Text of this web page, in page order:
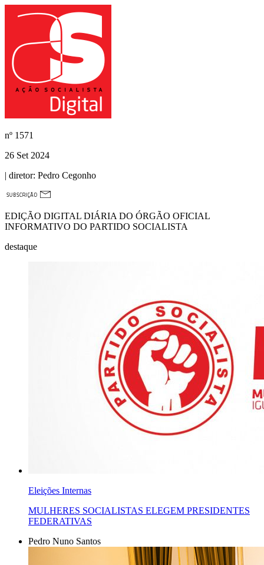
nº 1571
26 Set 2024
| diretor: Pedro Cegonho
EDIÇÃO DIGITAL DIÁRIA DO ÓRGÃO OFICIAL
INFORMATIVO DO PARTIDO SOCIALISTA
destaque
Eleições Internas
MULHERES SOCIALISTAS ELEGEM PRESIDENTES
FEDERATIVAS
Pedro Nuno Santos